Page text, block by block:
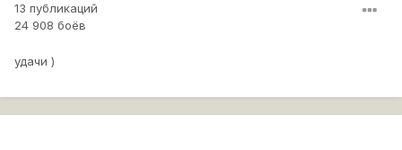
13 публикаций
24 908 боёв
удачи )